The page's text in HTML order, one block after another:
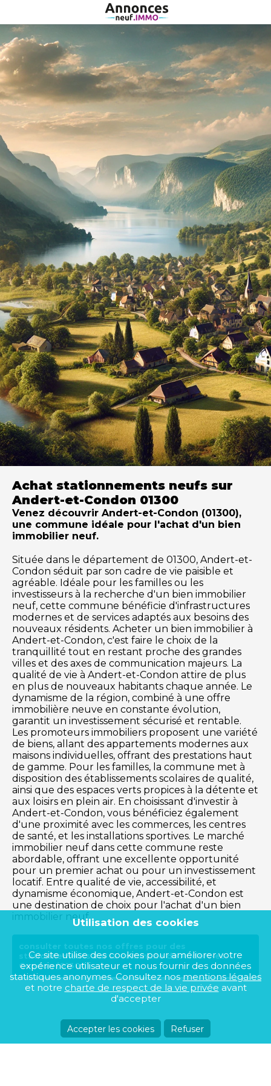
Achat stationnements neufs sur
Andert-et-Condon 01300
Venez découvrir Andert-et-Condon (01300),
une commune idéale pour l'achat d'un bien
immobilier neuf.
Située dans le département de 01300, Andert-et-
Condon séduit par son cadre de vie paisible et
agréable. Idéale pour les familles ou les
investisseurs à la recherche d'un bien immobilier
neuf, cette commune bénéficie d'infrastructures
modernes et de services adaptés aux besoins des
nouveaux résidents. Acheter un bien immobilier à
Andert-et-Condon, c'est faire le choix de la
tranquillité tout en restant proche des grandes
villes et des axes de communication majeurs. La
qualité de vie à Andert-et-Condon attire de plus
en plus de nouveaux habitants chaque année. Le
dynamisme de la région, combiné à une offre
immobilière neuve en constante évolution,
garantit un investissement sécurisé et rentable.
Les promoteurs immobiliers proposent une variété
de biens, allant des appartements modernes aux
maisons individuelles, offrant des prestations haut
de gamme. Pour les familles, la commune met à
disposition des établissements scolaires de qualité,
ainsi que des espaces verts propices à la détente et
aux loisirs en plein air. En choisissant d'investir à
Andert-et-Condon, vous bénéficiez également
d'une proximité avec les commerces, les centres
de santé, et les installations sportives. Le marché
immobilier neuf dans cette commune reste
abordable, offrant une excellente opportunité
pour un premier achat ou pour un investissement
locatif. Entre qualité de vie, accessibilité, et
dynamisme économique, Andert-et-Condon est
une destination de choix pour l'achat d'un bien
immobilier neuf.
consulter toutes nos offres pour des
stationnements sur la commune de Andert-et-
Condon (01300)
Utilisation des cookies
Ce site utilise des cookies pour améliorer votre
expérience utilisateur et nous fournir des données
statistiques anonymes. Consultez nosmentions légales
et notre charte de respect de la vie privée avant
d'accepter
Accepter les cookies Refuser